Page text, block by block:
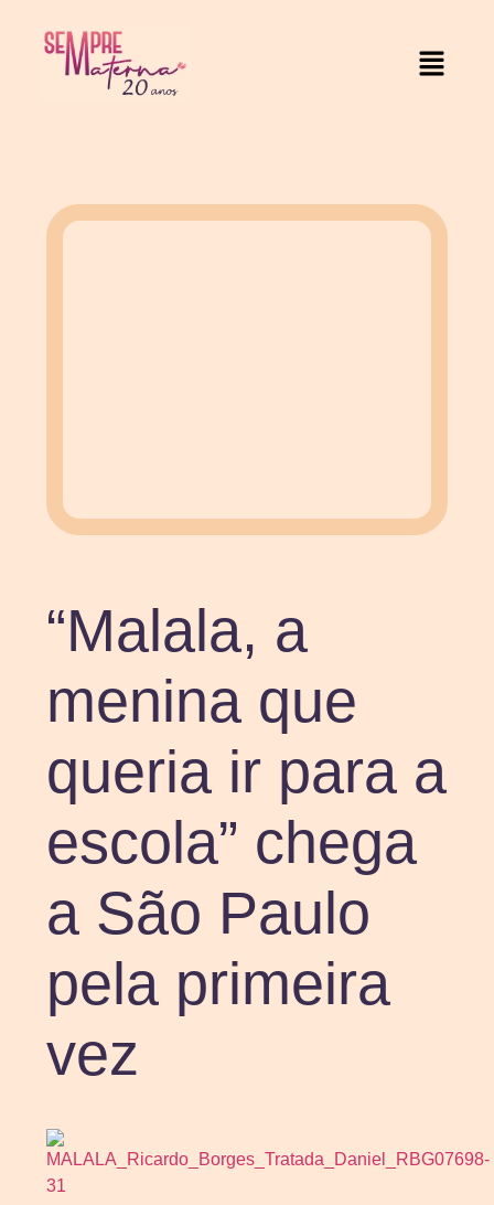
“Malala, a
menina que
queria ir para a
escola” chega
a São Paulo
pela primeira
vez